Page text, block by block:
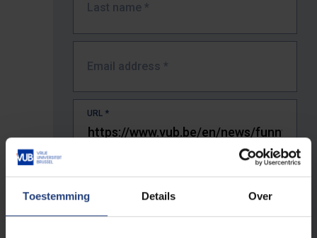
Toestemming Details Over
Last name *
Email address *
URL *
The full URL of the page where you encountered the error.